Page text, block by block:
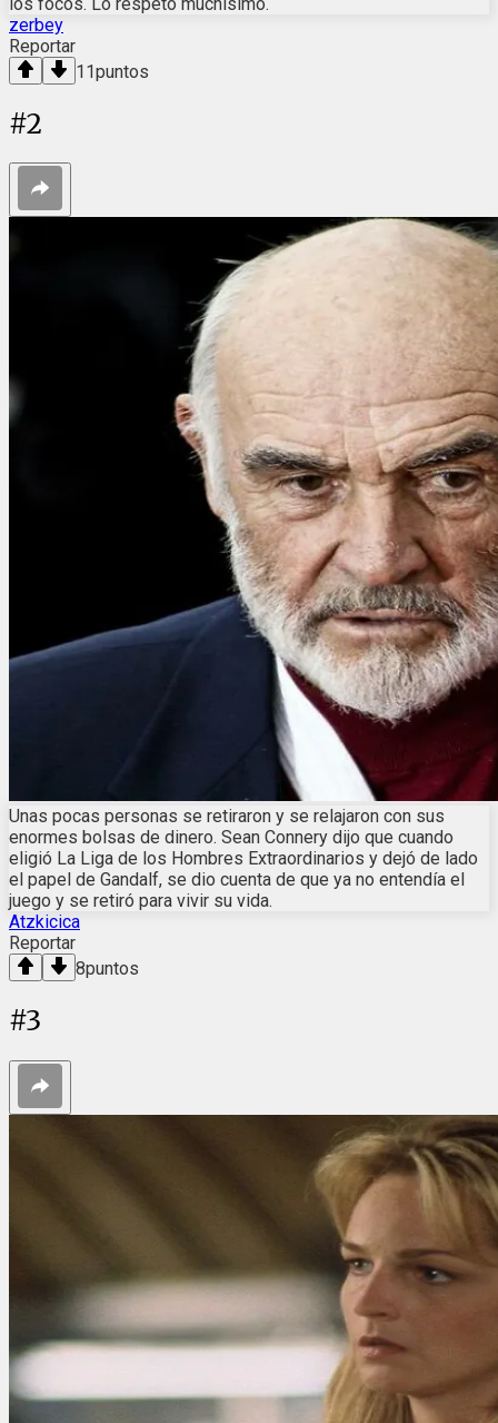
zerbey
Reportar
11puntos
#2
Unas pocas personas se retiraron y se relajaron con sus
enormes bolsas de dinero. Sean Connery dijo que cuando
eligió La Liga de los Hombres Extraordinarios y dejó de lado
el papel de Gandalf, se dio cuenta de que ya no entendía el
juego y se retiró para vivir su vida.
Atzkicica
Reportar
8puntos
#3